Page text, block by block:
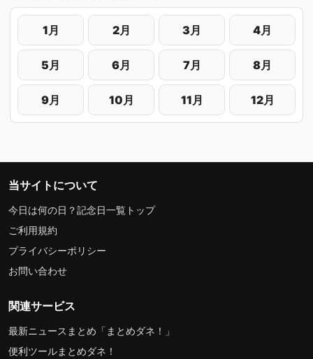
1月 2月 3月 4月
5月 6月 7月 8月
9月 10月 11月 12月
当サイトについて
今日は何の日？記念日一覧トップ
ご利用規約
プライバシーポリシー
お問い合わせ
関連サービス
最新ニュースまとめ「まとめダネ！」
便利ツールまとめダネ！